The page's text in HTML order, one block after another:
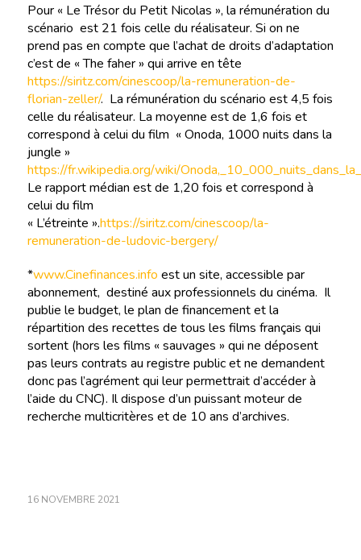
Pour « Le Trésor du Petit Nicolas », la rémunération du
scénario est 21 fois celle du réalisateur. Si on ne
prend pas en compte que l’achat de droits d’adaptation
c’est de « The faher » qui arrive en tête
https://siritz.com/cinescoop/la-remuneration-de-
florian-zeller/. La rémunération du scénario est 4,5 fois
celle du réalisateur. La moyenne est de 1,6 fois et
correspond à celui du film « Onoda, 1000 nuits dans la
jungle »
https://fr.wikipedia.org/wiki/
Le rapport médian est de 1,20 fois et correspond à
celui du film
« L’étreinte ».https://siritz.com/cinescoop/la-
remuneration-de-ludovic-bergery/
*www.Cinefinances.info est un site, accessible par
abonnement, destiné aux professionnels du cinéma. Il
publie le budget, le plan de financement et la
répartition des recettes de tous les films français qui
sortent (hors les films « sauvages » qui ne déposent
pas leurs contrats au registre public et ne demandent
donc pas l’agrément qui leur permettrait d’accéder à
l’aide du CNC). Il dispose d’un puissant moteur de
recherche multicritères et de 10 ans d’archives.
16 NOVEMBRE 2021